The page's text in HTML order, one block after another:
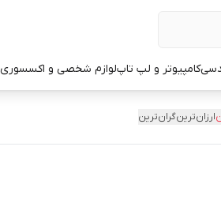
کامپیوتر و لپ تاپلوازم شخصی و اکسسوری
ارزان‌ترینگران‌ترین